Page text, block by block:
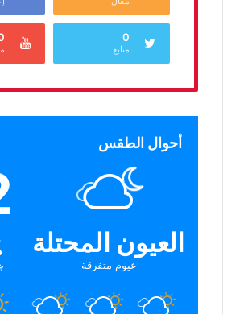
0
متابع
أحوال الطقس
العيون المحتلة
غيوم متفرقة